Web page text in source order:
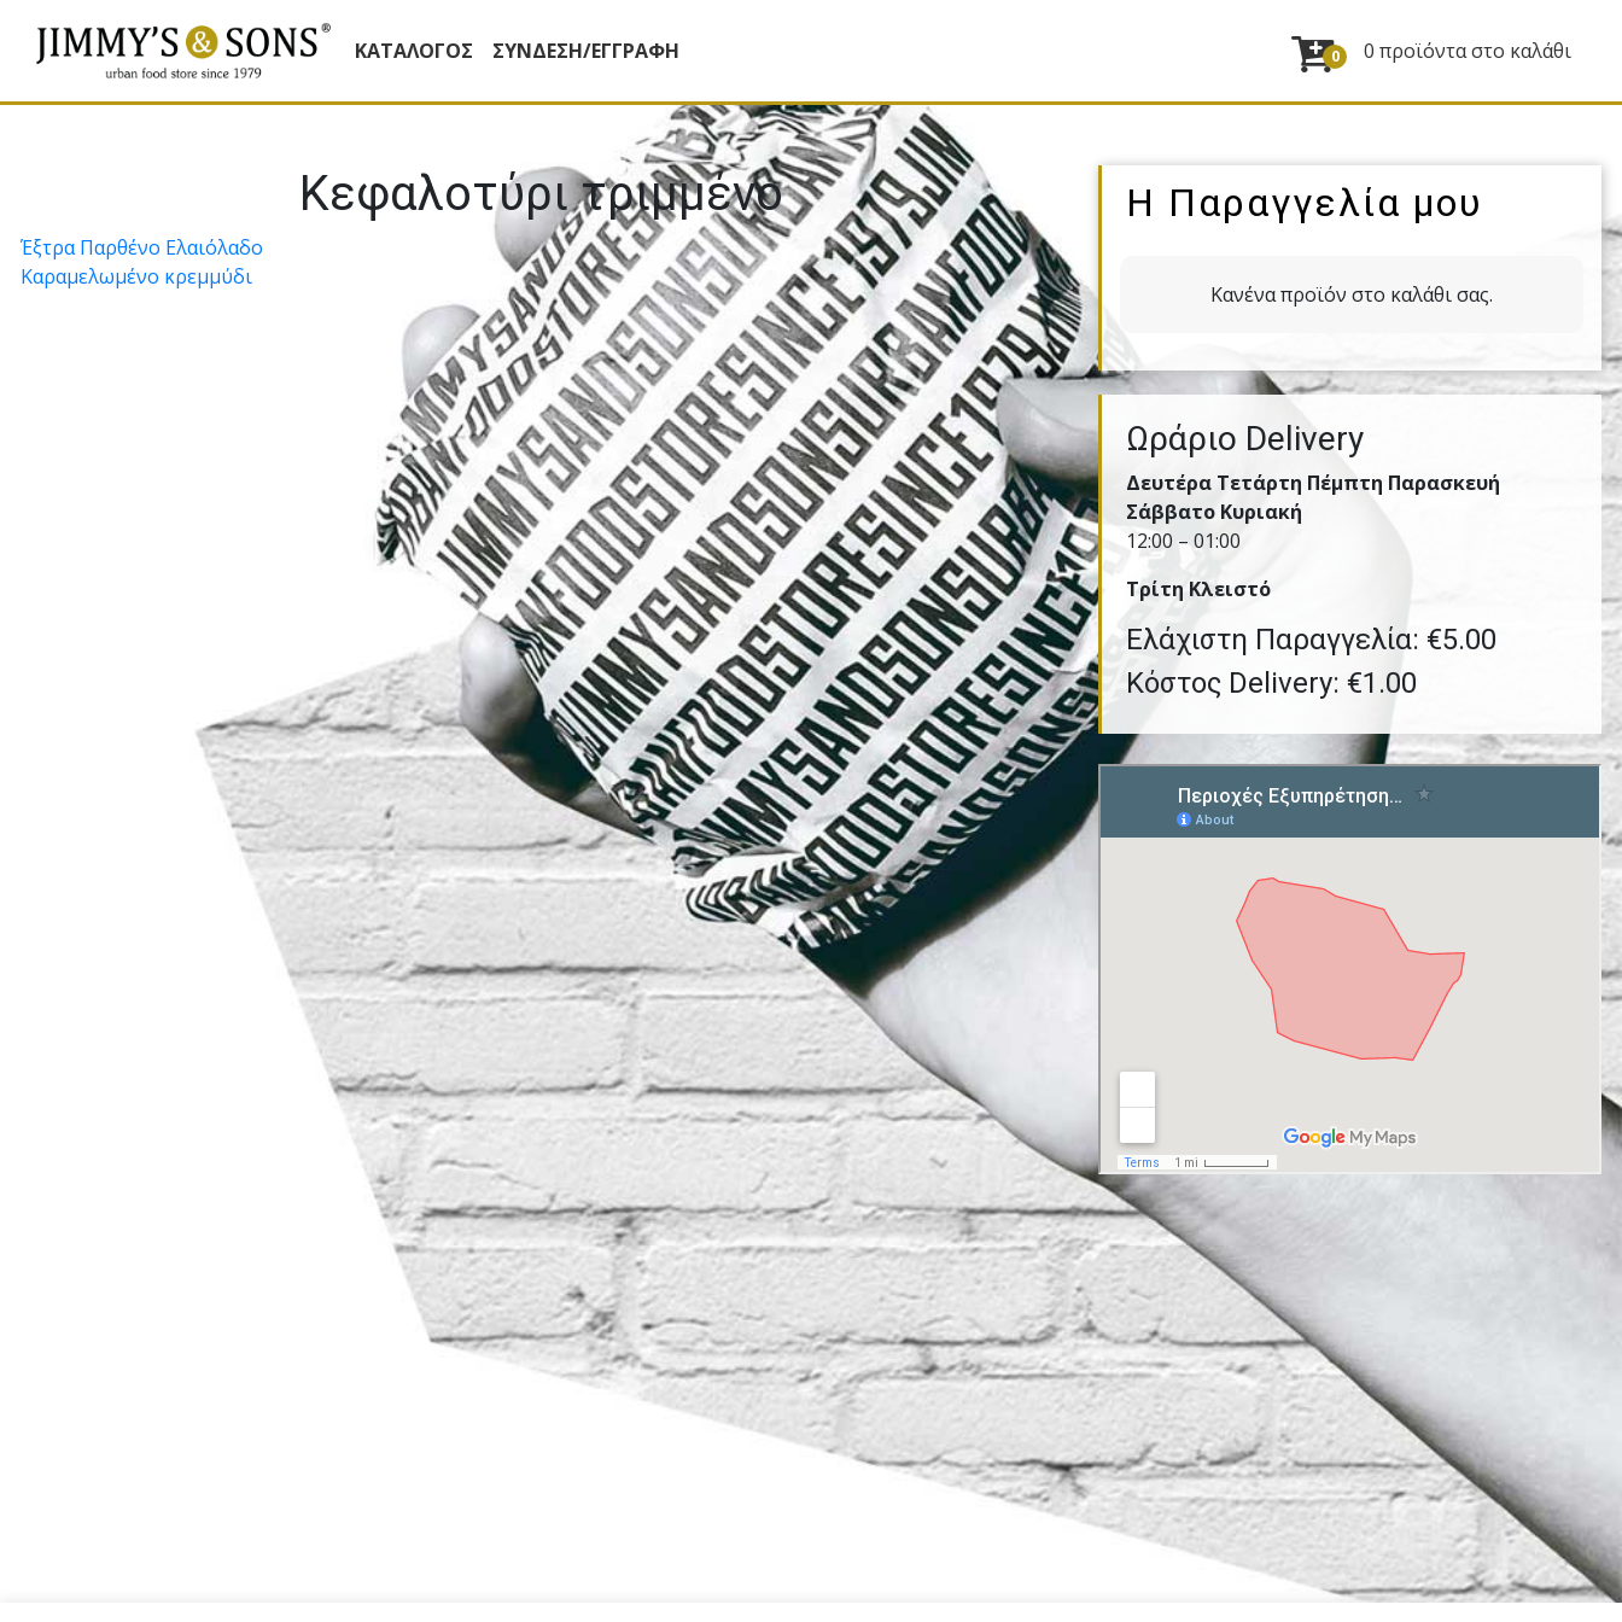
ΚΑΤΆΛΟΓΟΣ ΣΥΝΔΕΣΗ/ΕΓΓΡΑΦΗ 0 0 προϊόντα στο καλάθι
Κεφαλοτύρι τριµµένο
Πλοήγηση
άρθρων
Έξτρα Παρθένο Ελαιόλαδο
Καραµελωµένο κρεµµύδι
Η Παραγγελία μου
Κανένα προϊόν στο καλάθι σας.
Ωράριο Delivery
Δευτέρα Τετάρτη Πέμπτη Παρασκευή
Σάββατο Κυριακή
12:00 – 01:00
Τρίτη Kλειστό
Ελάχιστη Παραγγελία: €5.00
Κόστος Delivery: €1.00